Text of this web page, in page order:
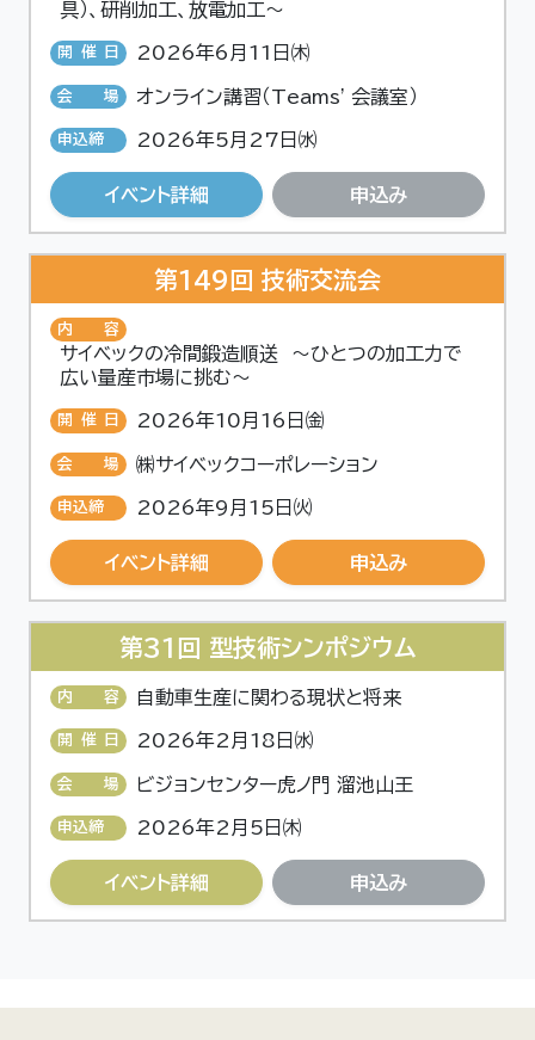
具）、研削加工、放電加工～
開催日 2026年6月11日㈭
会場 オンライン講習（Teams' 会議室）
申込締
2026年5月27日㈬
イベント詳細 申込み
第149回 技術交流会
内容
サイベックの冷間鍛造順送 ～ひとつの加工力で
広い量産市場に挑む～
開催日 2026年10月16日㈮
会場 ㈱サイベックコーポレーション
申込締
2026年9月15日㈫
イベント詳細 申込み
第31回 型技術シンポジウム
内容 自動車生産に関わる現状と将来
開催日 2026年2月18日㈬
会場 ビジョンセンター虎ノ門 溜池山王
申込締
2026年2月5日㈭
イベント詳細 申込み